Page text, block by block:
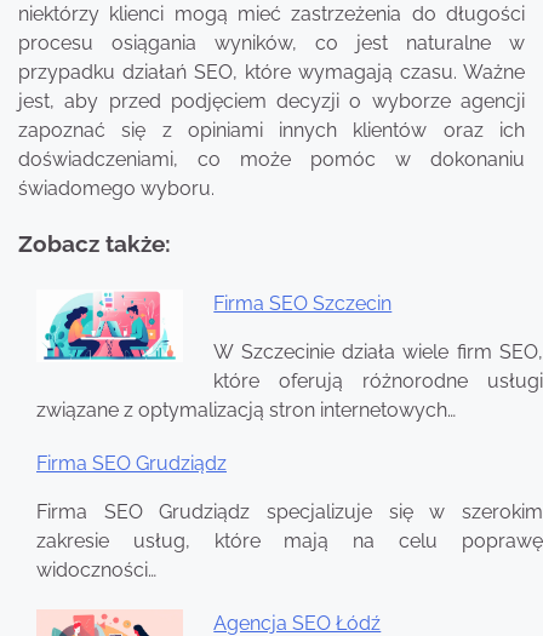
niektórzy klienci mogą mieć zastrzeżenia do długości
procesu osiągania wyników, co jest naturalne w
przypadku działań SEO, które wymagają czasu. Ważne
jest, aby przed podjęciem decyzji o wyborze agencji
zapoznać się z opiniami innych klientów oraz ich
doświadczeniami, co może pomóc w dokonaniu
świadomego wyboru.
Zobacz także:
Firma SEO Szczecin
W Szczecinie działa wiele firm SEO,
które oferują różnorodne usługi
związane z optymalizacją stron internetowych…
Firma SEO Grudziądz
Firma SEO Grudziądz specjalizuje się w szerokim
zakresie usług, które mają na celu poprawę
widoczności…
Agencja SEO Łódź
Nawigacja